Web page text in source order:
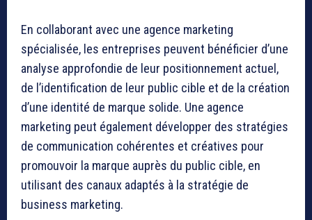
En collaborant avec une agence marketing
spécialisée, les entreprises peuvent bénéficier d’une
analyse approfondie de leur positionnement actuel,
de l’identification de leur public cible et de la création
d’une identité de marque solide. Une agence
marketing peut également développer des stratégies
de communication cohérentes et créatives pour
promouvoir la marque auprès du public cible, en
utilisant des canaux adaptés à la stratégie de
business marketing.